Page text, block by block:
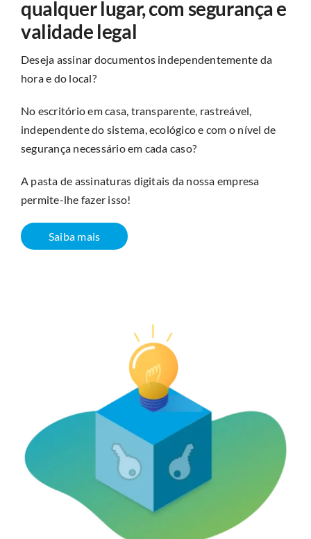
qualquer lugar, com segurança e
validade legal
Deseja assinar documentos independentemente da
hora e do local?
No escritório em casa, transparente, rastreável,
independente do sistema, ecológico e com o nível de
segurança necessário em cada caso?
A pasta de assinaturas digitais da nossa empresa
permite-lhe fazer isso!
Saiba mais